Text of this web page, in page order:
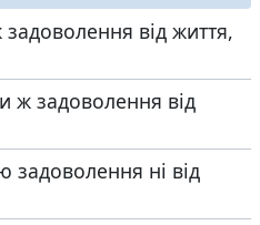
від життя,
ж задоволення від
ні від